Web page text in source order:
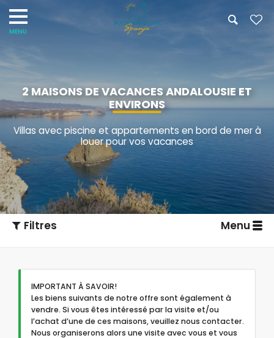
2 MAISONS DE VACANCES ANDALOUSIE ET
ENVIRONS
Villas avec piscine et appartements en bord de mer à
louer pour vos vacances
Filtres Menu
Options
IMPORTANT À SAVOIR!
Les biens suivants de notre offre sont également à
vendre. Si vous êtes intéressé par la visite et/ou
l’achat d’une de ces maisons, veuillez nous contacter.
Nous organiserons alors une visite avec vous et vous